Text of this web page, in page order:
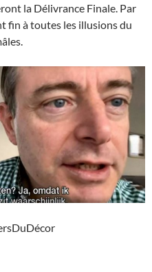
la Délivrance Finale. Par
fin à toutes les illusions du